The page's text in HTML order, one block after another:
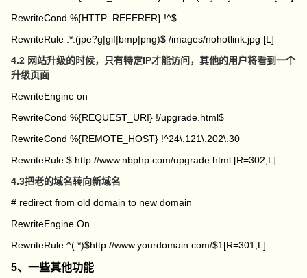
RewriteCond %{HTTP_REFERER} !^$
RewriteRule .*.(jpe?g|gif|bmp|png)$ /images/nohotlink.jpg [L]
4.2 网站升级的时候，只有特定IP才能访问，其他的用户将看到一个
升级页面
RewriteEngine on
RewriteCond %{REQUEST_URI} !/upgrade.html$
RewriteCond %{REMOTE_HOST} !^24\.121\.202\.30
RewriteRule $ http://www.nbphp.com/upgrade.html [R=302,L]
4.3把老的域名转向新域名
# redirect from old domain to new domain
RewriteEngine On
RewriteRule ^(.*)$http://www.yourdomain.com/$1[R=301,L]
5、一些其他功能